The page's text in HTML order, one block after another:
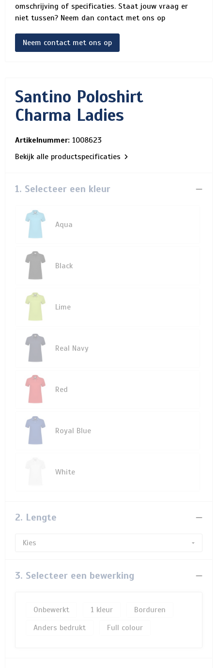
omschrijving of specificaties. Staat jouw vraag er
niet tussen? Neem dan contact met ons op
Neem contact met ons op
Santino Poloshirt
Charma Ladies
Artikelnummer: 1008623
Bekijk alle productspecificaties
1. Selecteer een kleur
Aqua
Black
Lime
Real Navy
Red
Royal Blue
White
2. Lengte
3. Selecteer een bewerking
Onbewerkt 1
Borduren
Anders bedrukt
Full colour